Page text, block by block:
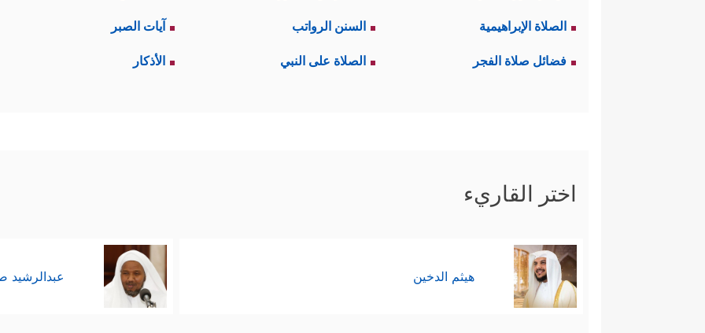
الصلاة الإبراهيمية السنن الرواتب آيات الصبر
فضائل صلاة الفجر الصلاة على النبي الأذكار
اختر القاريء
هيثم الدخين عبدالرشيد